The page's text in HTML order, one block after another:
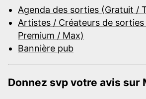
Agenda des sorties (Gratuit /
Artistes / Créateurs de
Premium / Max)
Bannière pub
Donnez svp votre avis sur